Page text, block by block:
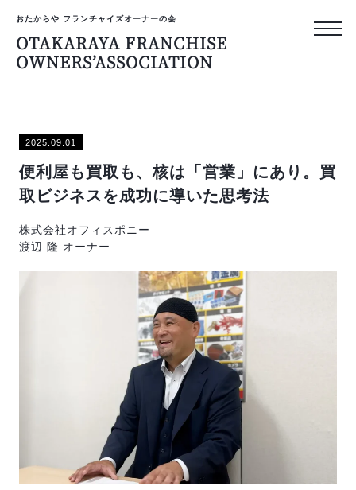
おたからや フランチャイズオーナーの会
OTAKARAYA FRANCHISE
OWNERS’ASSOCIATION
FRANCHISE
オーナーのリアルな声
プライバシーポリシー
反社会的勢力排除宣言
SVブログ
2025.09.01
便利屋も買取も、核は「営業」にあり。買
取ビジネスを成功に導いた思考法
株式会社オフィスポニー
渡辺 隆 オーナー